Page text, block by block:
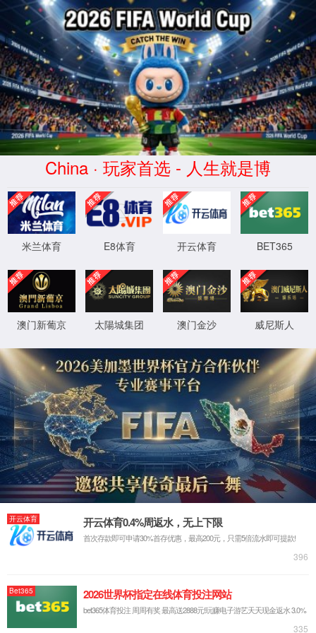
中国·tyc8722太阳集团城(股份)有限
首页 太阳网集团tcy8722 党群工作
行政管理系
法学系
公共政策系
荣休教师
教师招聘
首页· 师资队伍 ·荣休
荣休教师
戴
黎 晓
薛凤